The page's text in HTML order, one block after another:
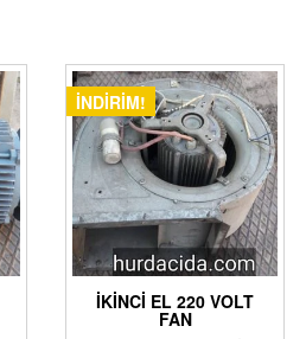
İNDIRIM!
İKINCI EL 220 VOLT
FAN